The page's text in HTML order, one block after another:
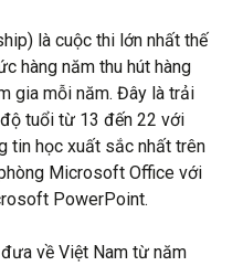
là cuộc thi lớn nhất thế
hàng năm thu hút hàng
gia mỗi năm. Đây là trải
tuổi từ 13 đến 22 với
tin học xuất sắc nhất trên
Microsoft Office với
PowerPoint.
về Việt Nam từ năm